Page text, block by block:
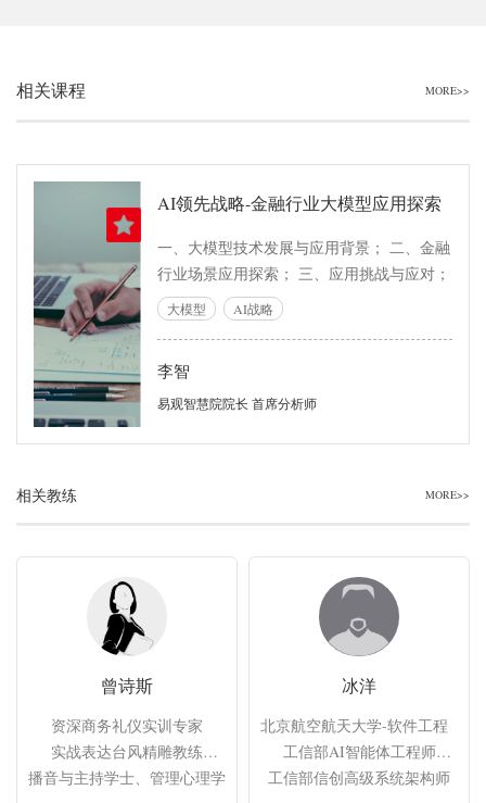
相关课程 MORE>>
AI领先战略-金融行业大模型应用探索
一、大模型技术发展与应用背景； 二、金融
行业场景应用探索； 三、应用挑战与应对；
大模型 AI战略
李智
易观智慧院院长 首席分析师
相关教练 MORE>>
曾诗斯
资深商务礼仪实训专家
实战表达台风精雕教练
播音与主持学士、管理心理学硕士
冰洋
北京航空航天大学-软件工程（大
工信部AI智能体工程师
工信部信创高级系统架构师